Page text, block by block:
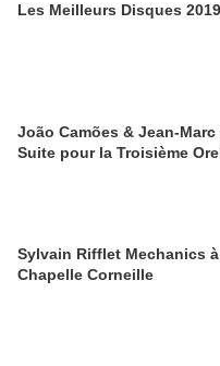
Les Meilleurs Disques 2019
João Camões & Jean-
Suite pour la Troisième
Sylvain Rifflet Mechanics
Chapelle Corneille